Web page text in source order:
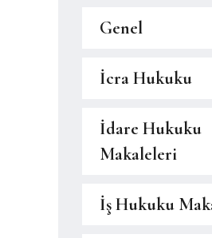
Genel
İcra Hukuku
İdare Hukuku
Makaleleri
İş Hukuku